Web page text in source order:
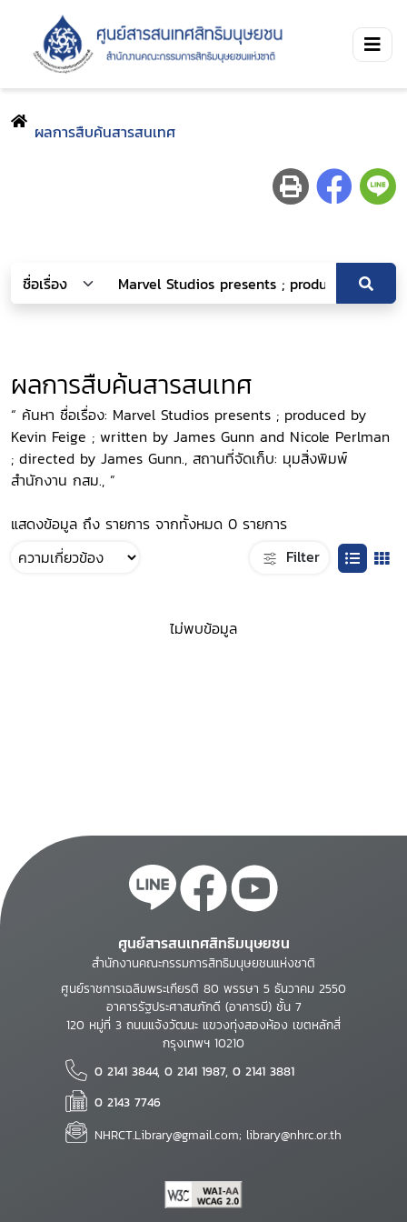
ผลการสืบค้นสารสนเทศ
ผลการสืบค้นสารสนเทศ
“ ค้นหา ชื่อเรื่อง: Marvel Studios presents ; produced by
Kevin Feige ; written by James Gunn and Nicole Perlman
; directed by James Gunn., สถานที่จัดเก็บ: มุมสิ่งพิมพ์
สำนักงาน กสม., ”
แสดงข้อมูล ถึง รายการ จากทั้งหมด 0 รายการ
Filter
ไม่พบข้อมูล
ศูนย์สารสนเทศสิทธิมนุษยชน
สำนักงานคณะกรรมการสิทธิมนุษยชนแห่งชาติ
ศูนย์ราชการเฉลิมพระเกียรติ 80 พรรษา 5 ธันวาคม 2550
อาคารรัฐประศาสนภักดี (อาคารบี) ชั้น 7
120 หมู่ที่ 3 ถนนแจ้งวัฒนะ แขวงทุ่งสองห้อง เขตหลักสี่
กรุงเทพฯ 10210
0 2141 3844, 0 2141 1987, 0 2141 3881
0 2143 7746
NHRCT.Library@gmail.com; library@nhrc.or.th